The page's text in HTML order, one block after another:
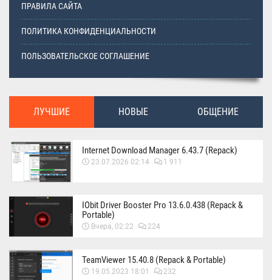
ПРАВИЛА САЙТА
ПОЛИТИКА КОНФИДЕНЦИАЛЬНОСТИ
ПОЛЬЗОВАТЕЛЬСКОЕ СОГЛАШЕНИЕ
ЛУЧШИЕ НОВЫЕ ОБЩЕНИЕ
Internet Download Manager 6.43.7 (Repack)
23.07.2026 02:14 1 911
IObit Driver Booster Pro 13.6.0.438 (Repack &
Portable)
Вчера, 02:22 224
TeamViewer 15.40.8 (Repack & Portable)
19.05.2023 18:01 232